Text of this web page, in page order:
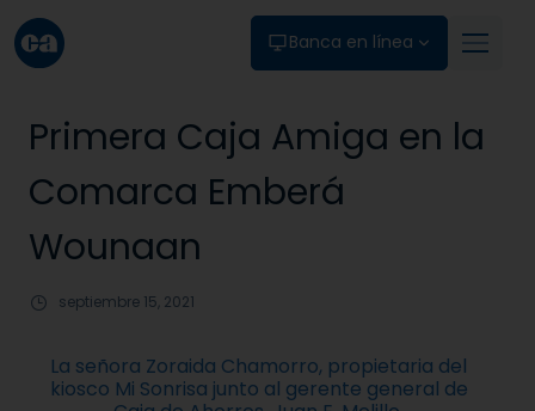
Banca en línea
Primera Caja Amiga en la
Comarca Emberá
Wounaan
septiembre 15, 2021
La señora Zoraida Chamorro, propietaria del
kiosco Mi Sonrisa junto al gerente general de